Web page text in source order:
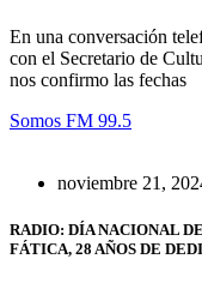
En una conversación
con el Secretario de
nos confirmo las fechas
Somos FM 99.5
noviembre 21,
RADIO: DÍA NACIONAL
FÁTICA, 28 AÑOS DE